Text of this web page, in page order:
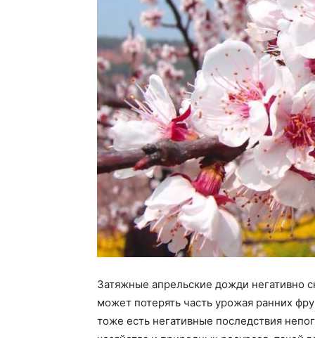
Затяжные апрельские дожди негативно
может потерять часть урожая ранних
тоже есть негативные последствия